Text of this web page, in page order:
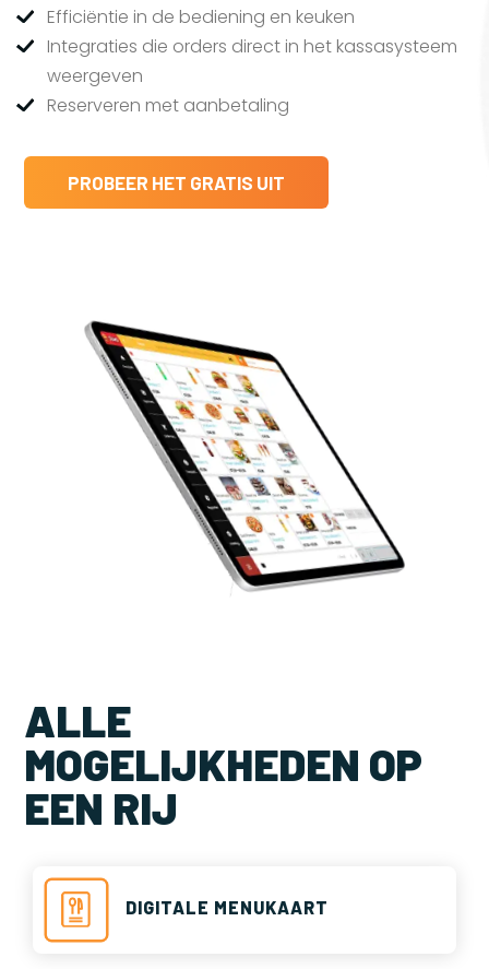
Efficiëntie in de bediening en keuken
Integraties die orders direct in het kassasysteem
weergeven
Reserveren met aanbetaling
PROBEER HET GRATIS UIT
ALLE
MOGELIJKHEDEN OP
EEN RIJ
DIGITALE MENUKAART